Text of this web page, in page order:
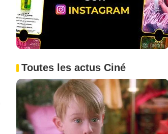
Toutes les actus Ciné